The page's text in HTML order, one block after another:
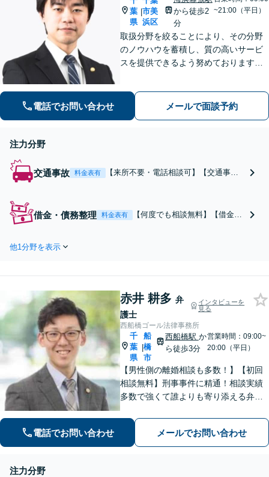
や配偶者への財産分与
の交渉も対応できま
す。【初回面談無料】
【夜間・休日対応可】
葉
県
|市美
浜区
から徒歩2
分
~21:00（平日）
取扱分野を絞ることにより、その分野
のノウハウを蓄積し、質の高いサービ
スを提供できるよう努めております。
電話でお問い合わせ メールで面談予約
注力分野
交通事故 料金表有
【来所不要・電話相談可】【交通事
談から後遺障害申請、示談交渉までさ
せていただくことができます。交通事
借金・債務整理 料金表有
【何度でも相談無料】【借金問
を下げることも大事だと考え、
可能な限り安くすることにこだ
わります。
他1分野を表示
赤井 耕多 弁
護士
インタビューを
見る
西船橋ゴール法律事務所
千
葉
県
|
船
橋
市
西船橋駅 か
ら徒歩3分
営業時間：09:00~
20:00（平日）
【男性側の離婚相談も多数！】【初回
相談無料】刑事事件に精通！相談実績
多数で強くて誰よりも寄り添える弁護
ート！介護／不貞・離婚協議／相続／
債務整理も対応【夜間・休日面談可】
【完全個室】【西船橋駅3分】
電話でお問い合わせ メールでお問い合わせ
注力分野